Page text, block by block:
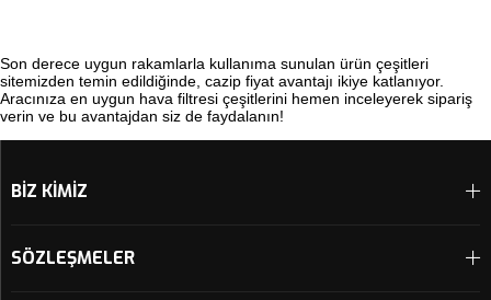
Son derece uygun rakamlarla kullanıma sunulan ürün çeşitleri
sitemizden temin edildiğinde, cazip fiyat avantajı ikiye katlanıyor.
Aracınıza en uygun hava filtresi çeşitlerini hemen inceleyerek sipariş
verin ve bu avantajdan siz de faydalanın!
BİZ KİMİZ
SÖZLEŞMELER